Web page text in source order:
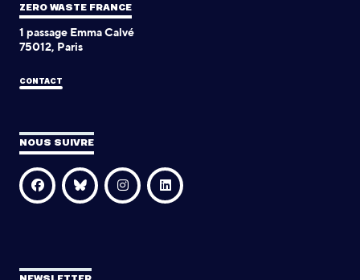
ZERO WASTE FRANCE
1 passage Emma Calvé
75012, Paris
CONTACT
NOUS SUIVRE